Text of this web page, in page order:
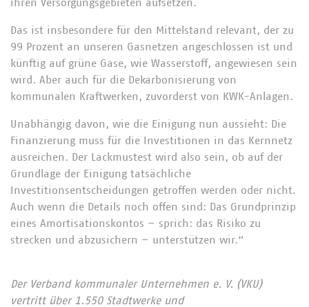
ihren Versorgungsgebieten aufsetzen.
Das ist insbesondere für den Mittelstand relevant, der zu
99 Prozent an unseren Gasnetzen angeschlossen ist und
künftig auf grüne Gase, wie Wasserstoff, angewiesen sein
wird. Aber auch für die Dekarbonisierung von
kommunalen Kraftwerken, zuvorderst von KWK-Anlagen.
Unabhängig davon, wie die Einigung nun aussieht: Die
Finanzierung muss für die Investitionen in das Kernnetz
ausreichen. Der Lackmustest wird also sein, ob auf der
Grundlage der Einigung tatsächliche
Investitionsentscheidungen getroffen werden oder nicht.
Auch wenn die Details noch offen sind: Das Grundprinzip
eines Amortisationskontos – sprich: das Risiko zu
strecken und abzusichern – unterstützen wir.“
Der Verband kommunaler Unternehmen e. V. (VKU)
vertritt über 1.550 Stadtwerke und